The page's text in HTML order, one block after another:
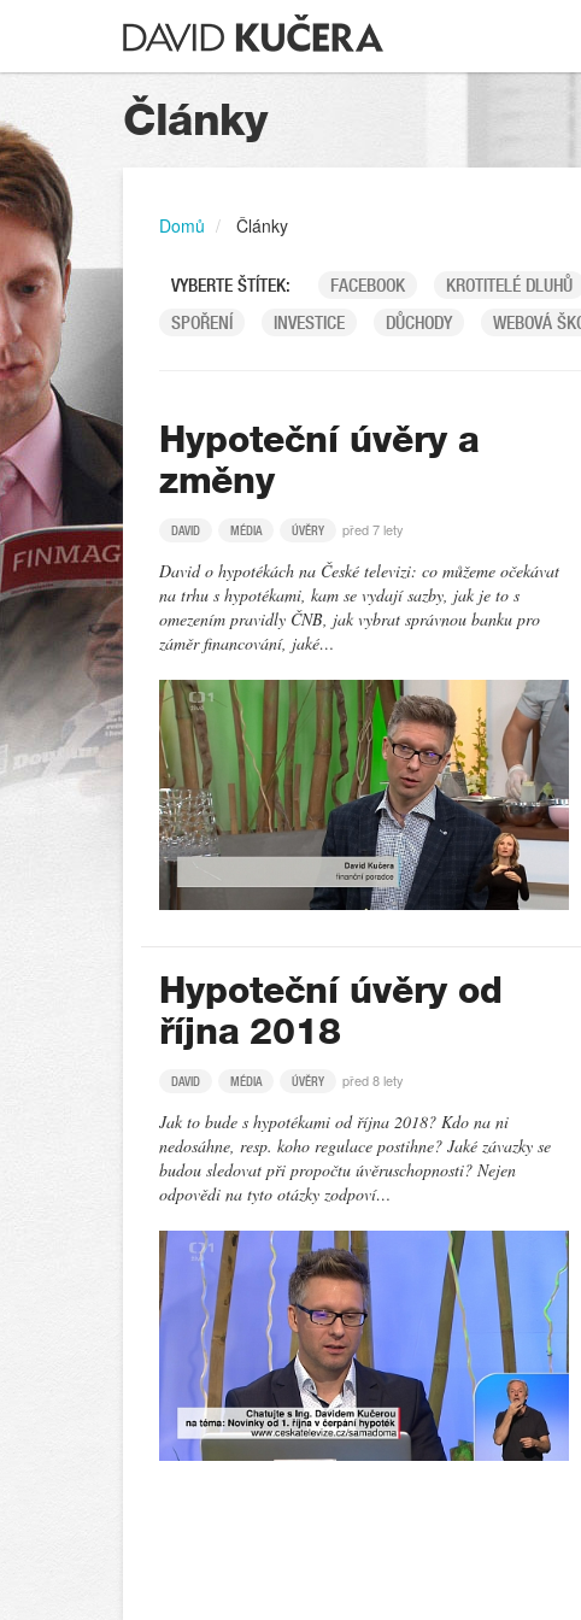
Články
Domů Články
VYBERTE ŠTÍTEK: FACEBOOK KROTITELÉ DLUHŮ
SPOŘENÍ
INVESTICE DŮCHODY WEBOVÁ
Hypoteční úvěry a
změny
DAVID MÉDIA ÚVĚRY před 7 lety
David o hypotékách na České televizi: co můžeme očekávat
na trhu s hypotékami, kam se vydají sazby, jak je to s
omezením pravidly ČNB, jak vybrat správnou banku pro
záměr financování, jaké…
Hypoteční úvěry od
října 2018
DAVID MÉDIA ÚVĚRY před 8 lety
Jak to bude s hypotékami od října 2018? Kdo na ni
nedosáhne, resp. koho regulace postihne? Jaké závazky se
budou sledovat při propočtu úvěruschopnosti? Nejen
odpovědi na tyto otázky zodpoví…